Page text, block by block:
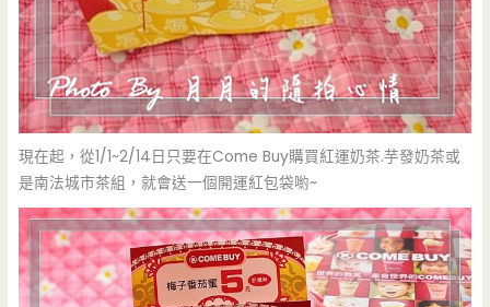
現在起，從1/1~2/14日只要在Come Buy購買紅運奶茶.芋發奶茶或
是南法城市茶組，就會送一個開運紅包袋喲~